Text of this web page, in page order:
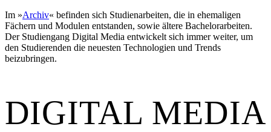
Im »Archiv« befinden sich Studienarbeiten, die in ehemaligen
Fächern und Modulen entstanden, sowie ältere Bachelorarbeiten.
Der Studiengang Digital Media entwickelt sich immer weiter, um
den Studierenden die neuesten Technologien und Trends
beizubringen.
DIGITAL MEDIA